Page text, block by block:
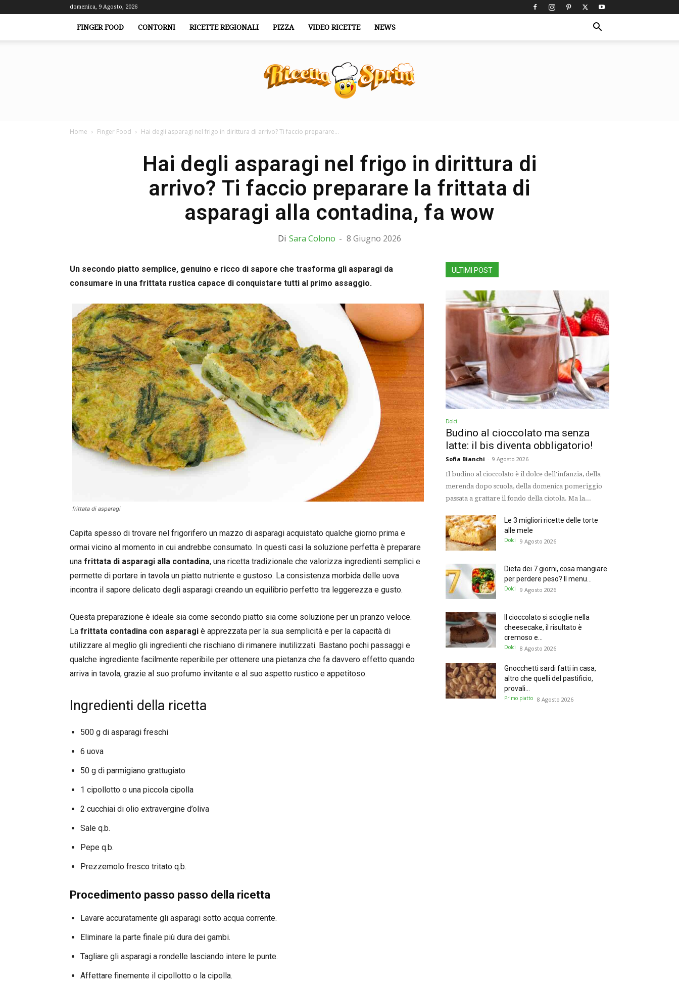
domenica, 9 Agosto, 2026
FINGER FOOD CONTORNI RICETTE REGIONALI PIZZA VIDEO RICETTE NEWS
Home Finger Food Hai degli asparagi nel frigo in dirittura di arrivo? Ti faccio preparare...
Hai degli asparagi nel frigo in dirittura di
arrivo? Ti faccio preparare la frittata di
asparagi alla contadina, fa wow
Di Sara Colono - 8 Giugno 2026
Un secondo piatto semplice, genuino e ricco di sapore che trasforma gli asparagi da
consumare in una frittata rustica capace di conquistare tutti al primo assaggio.
frittata di asparagi
Capita spesso di trovare nel frigorifero un mazzo di asparagi acquistato qualche giorno prima e
ormai vicino al momento in cui andrebbe consumato. In questi casi la soluzione perfetta è preparare
una frittata di asparagi alla contadina, una ricetta tradizionale che valorizza ingredienti semplici e
permette di portare in tavola un piatto nutriente e gustoso. La consistenza morbida delle uova
incontra il sapore delicato degli asparagi creando un equilibrio perfetto tra leggerezza e gusto.
Questa preparazione è ideale sia come secondo piatto sia come soluzione per un pranzo veloce.
La frittata contadina con asparagi è apprezzata per la sua semplicità e per la capacità di
utilizzare al meglio gli ingredienti che rischiano di rimanere inutilizzati. Bastano pochi passaggi e
qualche ingrediente facilmente reperibile per ottenere una pietanza che fa davvero effetto quando
arriva in tavola, grazie al suo profumo invitante e al suo aspetto rustico e appetitoso.
Ingredienti della ricetta
500 g di asparagi freschi
6 uova
50 g di parmigiano grattugiato
1 cipollotto o una piccola cipolla
2 cucchiai di olio extravergine d’oliva
Sale q.b.
Pepe q.b.
Prezzemolo fresco tritato q.b.
Procedimento passo passo della ricetta
Lavare accuratamente gli asparagi sotto acqua corrente.
Eliminare la parte finale più dura dei gambi.
Tagliare gli asparagi a rondelle lasciando intere le punte.
Affettare finemente il cipollotto o la cipolla.
ULTIMI POST
Dolci
Budino al cioccolato ma senza
latte: il bis diventa obbligatorio!
Sofia Bianchi - 9 Agosto 2026
Il budino al cioccolato è il dolce dell'infanzia, della
merenda dopo scuola, della domenica pomeriggio
passata a grattare il fondo della ciotola. Ma la...
Le 3 migliori ricette delle torte
alle mele
Dolci 9 Agosto 2026
Dieta dei 7 giorni, cosa mangiare
per perdere peso? Il menu...
Dolci 9 Agosto 2026
Il cioccolato si scioglie nella
cheesecake, il risultato è
cremoso e...
Dolci 8 Agosto 2026
Gnocchetti sardi fatti in casa,
altro che quelli del pastificio,
provali...
Primo piatto 8 Agosto 2026